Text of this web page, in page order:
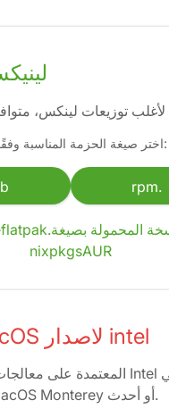
لينيكس
اختر صيغة الحزمة المناسبة وفقًا لتوزيعة نظامك:
rpm.
flatpak.
nixpkgsAUR
نظام macOS لاصدار intel
تعمل بنظام macOS Monterey أو أحدث.